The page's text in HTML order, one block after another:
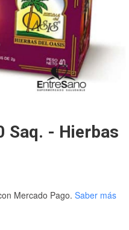
Saq. - Hierbas
Mercado Pago. Saber más